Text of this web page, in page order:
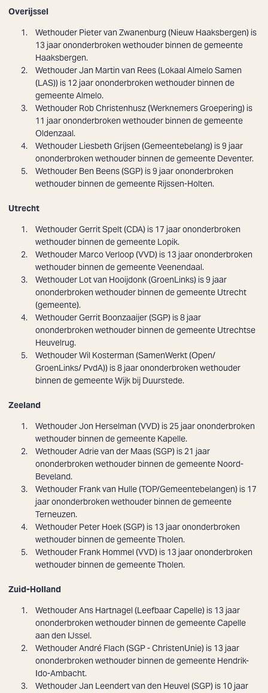
Overijssel
Wethouder Pieter van Zwanenburg (Nieuw Haaksbergen) is
13 jaar ononderbroken wethouder binnen de gemeente
Haaksbergen.
WethouderJan Martin van Rees(Lokaal Almelo Samen
(LAS)) is 12 jaar ononderbroken wethouder binnen de
gemeente Almelo.
Wethouder Rob Christenhusz(Werknemers Groepering) is
11 jaar ononderbroken wethouder binnen de gemeente
Oldenzaal.
Wethouder Liesbeth Grijsen (Gemeentebelang) is 9 jaar
ononderbroken wethouder binnen de gemeente Deventer.
Wethouder Ben Beens(SGP) is 9 jaar ononderbroken
wethouder binnen de gemeente Rijssen-Holten.
Utrecht
Wethouder Gerrit Spelt (CDA) is 17 jaar ononderbroken
wethouder binnen de gemeente Lopik.
Wethouder Marco Verloop (VVD) is 13 jaar ononderbroken
wethouder binnen de gemeente Veenendaal.
Wethouder Lot van Hooijdonk(GroenLinks) is 9 jaar
ononderbroken wethouder binnen de gemeente Utrecht
(gemeente).
WethouderGerrit Boonzaaijer(SGP) is 8 jaar
ononderbroken wethouder binnen de gemeente Utrechtse
Heuvelrug.
WethouderWil Kosterman (SamenWerkt (Open/
GroenLinks/ PvdA)) is 8 jaar ononderbroken wethouder
binnen de gemeente Wijk bij Duurstede.
Zeeland
Wethouder Jon Herselman (VVD) is 25 jaar ononderbroken
wethouder binnen de gemeente Kapelle.
Wethouder Adrie van der Maas (SGP) is 21 jaar
ononderbroken wethouder binnen de gemeente Noord-
Beveland.
Wethouder Frank van Hulle (TOP/Gemeentebelangen) is 17
jaar ononderbroken wethouder binnen de gemeente
Terneuzen.
Wethouder Peter Hoek (SGP) is 13 jaar ononderbroken
wethouder binnen de gemeente Tholen.
Wethouder Frank Hommel (VVD) is 13 jaar ononderbroken
wethouder binnen de gemeente Tholen.
Zuid-Holland
Wethouder Ans Hartnagel (Leefbaar Capelle) is 13 jaar
ononderbroken wethouder binnen de gemeente Capelle
aan den IJssel.
Wethouder André Flach (SGP - ChristenUnie) is 13 jaar
ononderbroken wethouder binnen de gemeente Hendrik-
Ido-Ambacht.
WethouderJan Leendert van den Heuvel (SGP) is 10 jaar